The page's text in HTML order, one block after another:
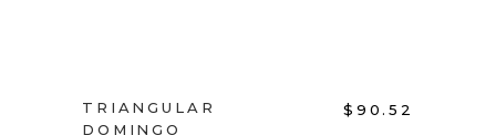
TRIANGULAR
DOMINGO
$ 90.52